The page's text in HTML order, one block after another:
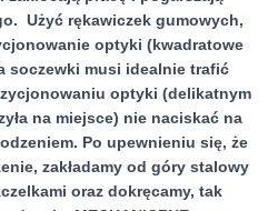
Użyć rękawiczek gumowych,
optyki (kwadratowe
soczewki musi idealnie trafić
optyki (delikatnym
na miejsce) nie naciskać na
Po upewnieniu się, że
zakładamy od góry stalowy
oraz dokręcamy, tak